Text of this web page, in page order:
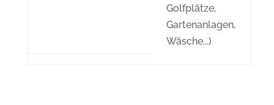
Golfplätze,
Gartenanlagen,
Wäsche...)